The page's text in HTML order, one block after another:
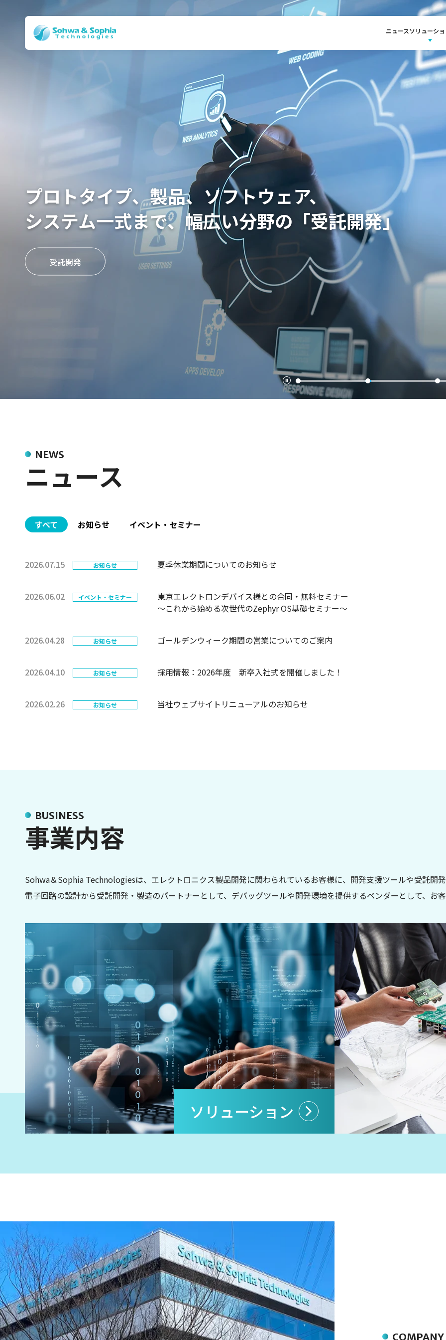
ニュースソリューショ
ひとりひとりの「情熱」を
先進の「技術」へ。
会社情報
プロトタイプ、製品、ソフトウェア、
システム一式まで、幅広い分野の「受託開発」
受託開発
長年培った高度な技術で
独自のソリューションを提供
プリント回路設計
豊富な製造ネットワークで
多種多様なニーズに対応
受託製造
プリント回路設計を支援する
ツールを提供
製品・サービス
NEWS
ニュース
すべて お知らせ イベント・セミナー
2026.07.15 お知らせ 夏季休業期間についてのお知らせ
2026.06.02 イベント・セミナー
東京エレクトロンデバイス様との合同・無料セミナー
～これから始める次世代のZephyr OS基礎セミナー～
2026.04.28 お知らせ ゴールデンウィーク期間の営業についてのご案内
2026.04.10 お知らせ 採用情報：2026年度 新卒入社式を開催しました！
2026.02.26 お知らせ 当社ウェブサイトリニューアルのお知らせ
BUSINESS
事業内容
Sohwa＆Sophia Technologiesは、エレクトロニクス製品開発に関わられているお客様に、開発支援ツールや受託開
電子回路の設計から受託開発・製造のパートナーとして、デバッグツールや開発環境を提供するベンダーとして、お
ソリューション
COMPANY